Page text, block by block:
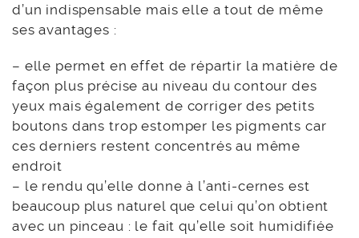
d’un indispensable mais elle a tout de même
ses avantages :
– elle permet en effet de répartir la matière de
façon plus précise au niveau du contour des
yeux mais également de corriger des petits
boutons dans trop estomper les pigments car
ces derniers restent concentrés au même
endroit
– le rendu qu’elle donne à l’anti-cernes est
beaucoup plus naturel que celui qu’on obtient
avec un pinceau : le fait qu’elle soit humidifiée